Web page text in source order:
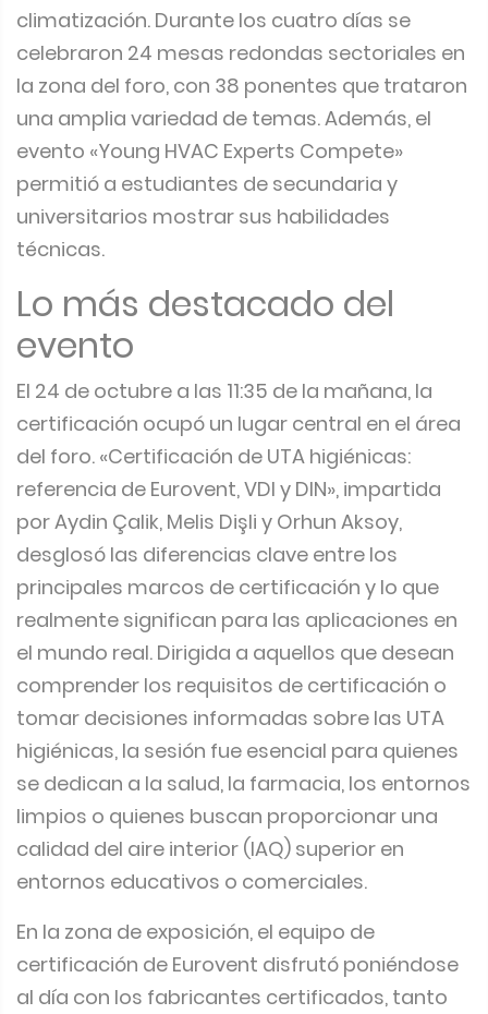
climatización. Durante los cuatro días se
celebraron 24 mesas redondas sectoriales en
la zona del foro, con 38 ponentes que trataron
una amplia variedad de temas. Además, el
evento «Young HVAC Experts Compete»
permitió a estudiantes de secundaria y
universitarios mostrar sus habilidades
técnicas.
Lo más destacado del
evento
El 24 de octubre a las 11:35 de la mañana, la
certificación ocupó un lugar central en el área
del foro. «Certificación de UTA higiénicas:
referencia de Eurovent, VDI y DIN», impartida
por Aydin Çalik, Melis Dişli y Orhun Aksoy,
desglosó las diferencias clave entre los
principales marcos de certificación y lo que
realmente significan para las aplicaciones en
el mundo real. Dirigida a aquellos que desean
comprender los requisitos de certificación o
tomar decisiones informadas sobre las UTA
higiénicas, la sesión fue esencial para quienes
se dedican a la salud, la farmacia, los entornos
limpios o quienes buscan proporcionar una
calidad del aire interior (IAQ) superior en
entornos educativos o comerciales.
En la zona de exposición, el equipo de
certificación de Eurovent disfrutó poniéndose
al día con los fabricantes certificados, tanto